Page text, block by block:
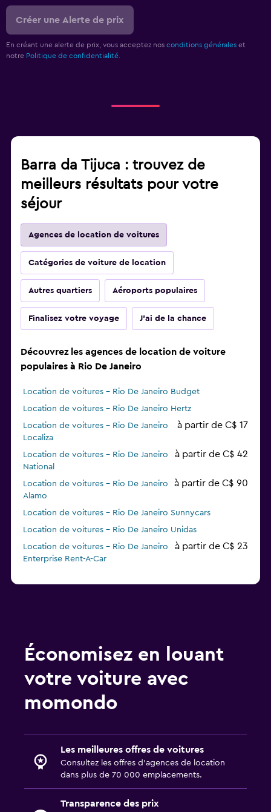
Créer une Alerte de prix
En créant une alerte de prix, vous acceptez nos conditions générales et
notre Politique de confidentialité.
Barra da Tijuca : trouvez de
meilleurs résultats pour votre
séjour
Agences de location de voitures
Catégories de voiture de location
Autres quartiers Aéroports populaires
Finalisez votre voyage J'ai de la chance
Découvrez les agences de location de voiture
populaires à Rio De Janeiro
Location de voitures - Rio De Janeiro Budget
Location de voitures - Rio De Janeiro Hertz
Location de voitures - Rio De Janeiro
Localiza
à partir de C$ 17
Location de voitures - Rio De Janeiro
National
à partir de C$ 42
Location de voitures - Rio De Janeiro
Alamo
à partir de C$ 90
Location de voitures - Rio De Janeiro Sunnycars
Location de voitures - Rio De Janeiro Unidas
Location de voitures - Rio De Janeiro
Enterprise Rent-A-Car
à partir de C$ 23
Économisez en louant
votre voiture avec
momondo
Les meilleures offres de voitures
Consultez les offres d’agences de location
dans plus de 70 000 emplacements.
Transparence des prix